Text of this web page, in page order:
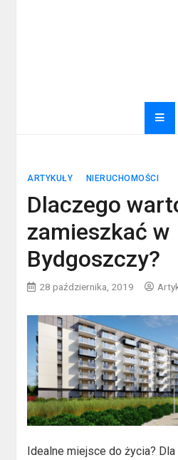
ARTYKUŁY NIERUCHOMOŚCI
Dlaczego
zamieszkać w
Bydgoszczy?
28 października, 2019
Idealne miejsce do życia?